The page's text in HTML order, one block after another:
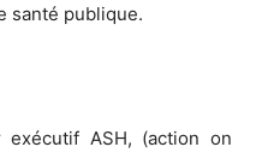
santé publique.
ASH, (action on